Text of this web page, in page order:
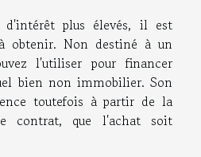
plus élevés, il est
obtenir. Non destiné à un
l'utiliser pour financer
bien non immobilier. Son
toutefois à partir de la
contrat, que l'achat soit